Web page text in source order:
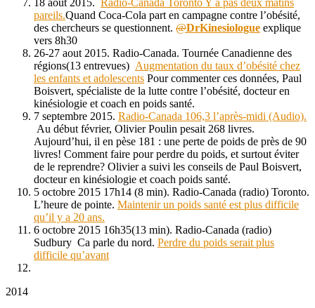
pareils.Quand Coca-Cola part en campagne contre l’obésité,
des chercheurs se questionnent. @DrKinesiologue explique
vers 8h30
26-27 aout 2015. Radio-Canada. Tournée Canadienne des
régions(13 entrevues) Augmentation du taux d’obésité chez
les enfants et adolescents Pour commenter ces données, Paul
Boisvert, spécialiste de la lutte contre l’obésité, docteur en
kinésiologie et coach en poids santé.
7 septembre 2015. Radio-Canada 106,3 l’après-midi (Audio).
Au début février, Olivier Poulin pesait 268 livres.
Aujourd’hui, il en pèse 181 : une perte de poids de près de 90
livres! Comment faire pour perdre du poids, et surtout éviter
de le reprendre? Olivier a suivi les conseils de Paul Boisvert,
docteur en kinésiologie et coach poids santé.
5 octobre 2015 17h14 (8 min). Radio-Canada (radio) Toronto.
L’heure de pointe. Maintenir un poids santé est plus difficile
qu’il y a 20 ans.
6 octobre 2015 16h35(13 min). Radio-Canada (radio)
Sudbury Ca parle du nord. Perdre du poids serait plus
difficile qu’avant
2014